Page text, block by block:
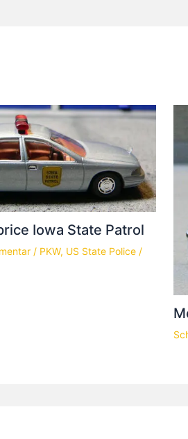
Iowa State Patrol
/ PKW, US State Police/